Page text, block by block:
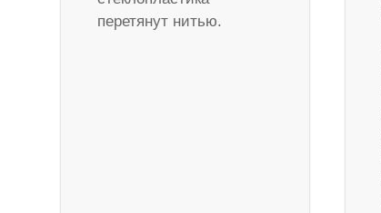
перетянут нитью.